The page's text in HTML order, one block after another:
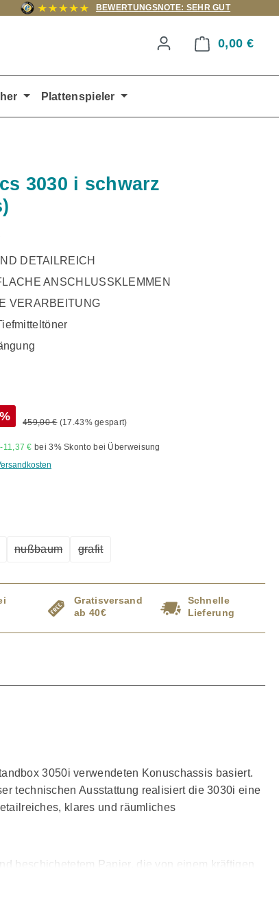
BEWERTUNGSNOTE: SEHR GUT
0,00 €
Plattenspieler
3030 i schwarz
DETAILREICH
ANSCHLUSSKLEMMEN
VERARBEITUNG
% 459,00 € (17.43% gespart)
-11,37 € bei 3% Skonto bei Überweisung
ist zurzeit nicht verfügbar.)
Option ist zurzeit nicht verfügbar.)
nußbaum
(Diese Option ist zurzeit nicht verfügbar.)
grafit
Gratisversand
ab 40€
Schnelle
Lieferung
3050i verwendeten Konuschassis basiert.
technischen Ausstattung realisiert die 3030i eine
klares und räumliches
beschichetetem Papier, die von einem kräftigen
durch Gehäusevibrationen gewährleistet.